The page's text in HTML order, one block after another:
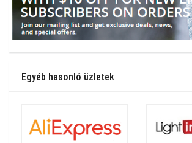
Egyéb hasonló üzletek